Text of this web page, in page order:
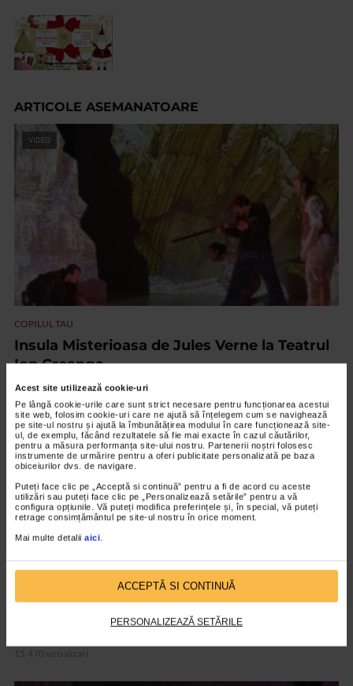
Acest site utilizează cookie-uri
Pe lângă cookie-urile care sunt strict necesare pentru funcționarea acestui
site web, folosim cookie-uri care ne ajută să înțelegem cum se navighează
pe site-ul nostru și ajută la îmbunătățirea modului în care funcționează site-
ul, de exemplu, făcând rezultatele să fie mai exacte în cazul căutărilor,
pentru a măsura performanța site-ului nostru. Partenerii noștri folosesc
instrumente de urmărire pentru a oferi publicitate personalizată pe baza
obiceiurilor dvs. de navigare.
Puteți face clic pe „Acceptă si continuă” pentru a fi de acord cu aceste
utilizări sau puteți face clic pe „Personalizează setările” pentru a vă
configura opțiunile. Vă puteți modifica preferințele și, în special, vă puteți
retrage consimțământul pe site-ul nostru în orice moment.
Mai multe detalii aici
ACCEPTĂ SI CONTINUĂ
PERSONALIZEAZĂ SETĂRILE
ARTICOLE ASEMANATOARE
VIDEO
COPILUL TAU
Insula Misterioasa de Jules Verne la Teatrul
Ion Creanga
16.902 vizualizari
VIDEO
15.470 vizualizari